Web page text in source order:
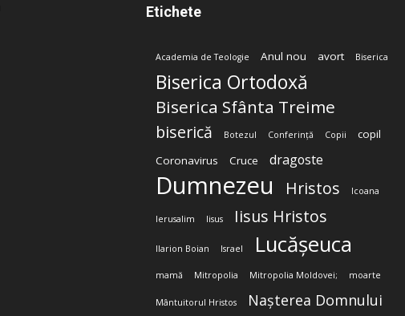
Etichete
Academia de Teologie Anul nou avort Biserica
Biserica Ortodoxă
Biserica Sfânta Treime
biserică Botezul Conferință Copii
copil
Coronavirus
Cruce dragoste
Dumnezeu Hristos Icoana
Ierusalim Iisus Iisus Hristos
Ilarion Boian Israel Lucășeuca
mamă Mitropolia Mitropolia Moldovei; moarte
Mântuitorul Hristos Nașterea Domnului